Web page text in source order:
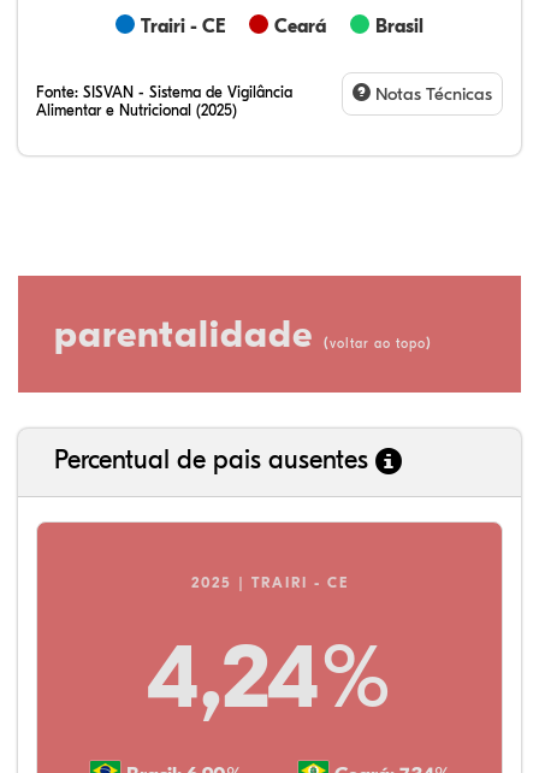
Trairi - CE Ceará Brasil
Fonte: SISVAN - Sistema de Vigilância
Alimentar e Nutricional (2025)
Notas Técnicas
parentalidade (voltar ao topo)
Percentual de pais ausentes
2025 | TRAIRI - CE
4,24%